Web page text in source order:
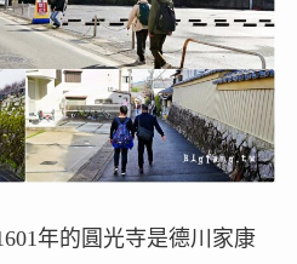
年的圓光寺是德川家康